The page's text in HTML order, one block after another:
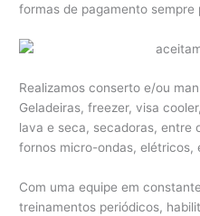
formas de pagamento
Realizamos conserto e/ou
Geladeiras, freezer, visa
lava e seca, secadoras, entre
fornos micro-ondas, elétricos,
Com uma equipe em
treinamentos periódicos,